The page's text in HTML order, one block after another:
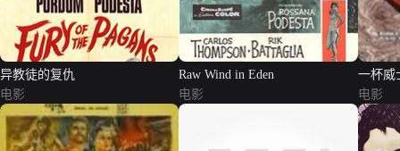
异教徒的复仇
电影
Raw Wind in Eden
电影
一杯威
电影